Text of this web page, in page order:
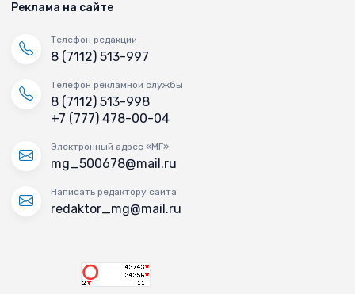
Реклама на сайте
Телефон редакции
8 (7112) 513-997
Телефон рекламной службы
8 (7112) 513-998
+7 (777) 478-00-04
Электронный адрес «МГ»
mg_500678@mail.ru
Написать редактору сайта
redaktor_mg@mail.ru